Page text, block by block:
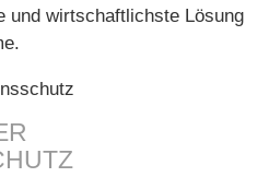
und wirtschaftlichste Lösung